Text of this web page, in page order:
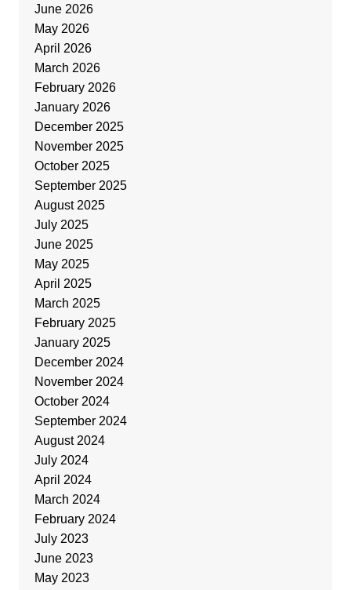
June 2026
May 2026
April 2026
March 2026
February 2026
January 2026
December 2025
November 2025
October 2025
September 2025
August 2025
July 2025
June 2025
May 2025
April 2025
March 2025
February 2025
January 2025
December 2024
November 2024
October 2024
September 2024
August 2024
July 2024
April 2024
March 2024
February 2024
July 2023
June 2023
May 2023